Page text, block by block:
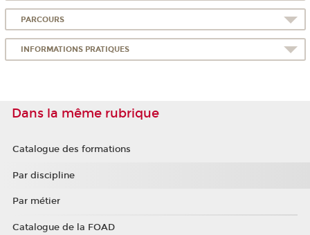
PARCOURS
INFORMATIONS PRATIQUES
Dans la même rubrique
Catalogue des formations
Par discipline
Par métier
Catalogue de la FOAD